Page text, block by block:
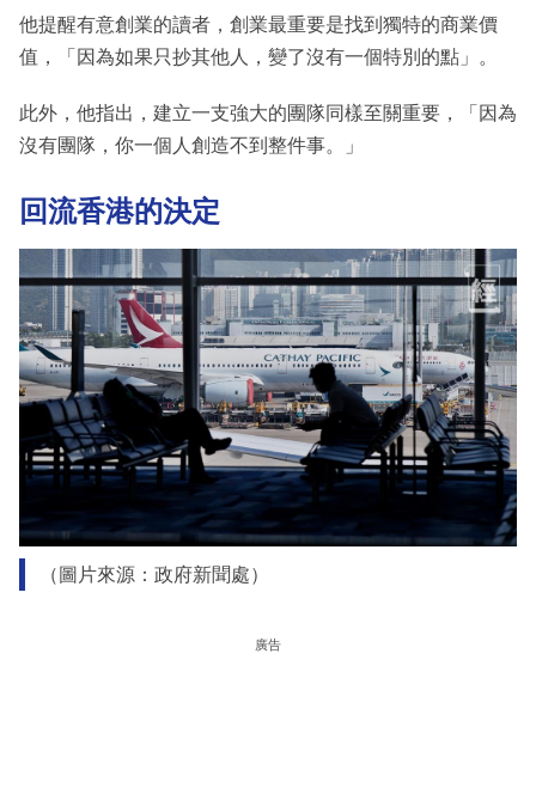
他提醒有意創業的讀者，創業最重要是找到獨特的商業價
值，「因為如果只抄其他人，變了沒有一個特別的點」。
此外，他指出，建立一支強大的團隊同樣至關重要，「因為
沒有團隊，你一個人創造不到整件事。」
回流香港的決定
（圖片來源：政府新聞處）
廣告